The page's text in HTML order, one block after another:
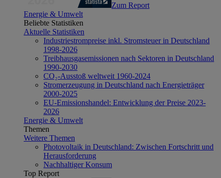
Zum Report
Energie & Umwelt
Beliebte Statistiken
Aktuelle Statistiken
Industriestrompreise inkl. Stromsteuer in Deutschland
1998-2026
Treibhausgasemissionen nach Sektoren in Deutschland
1990-2030
CO₂-Ausstoß weltweit 1960-2024
Stromerzeugung in Deutschland nach Energieträger
2000-2025
EU-Emissionshandel: Entwicklung der Preise 2023-
2026
Energie & Umwelt
Themen
Weitere Themen
Photovoltaik in Deutschland: Zwischen Fortschritt und
Herausforderung
Nachhaltiger Konsum
Top Report